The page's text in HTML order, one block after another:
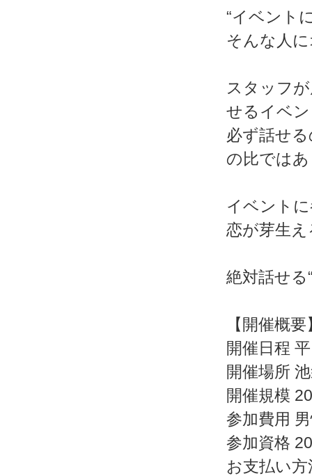
“イベント
そんな人
スタッフ
せるイベ
必ず話せ
の比では
イベント
恋が芽生
絶対話せる
【開催概要
開催日程
開催場所
開催規模
参加費用
参加資格
お支払い